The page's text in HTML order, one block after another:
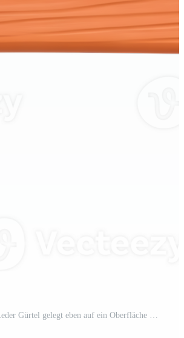
ein Single braun Leder Gürtel gelegt eben auf ein Oberfläche auf transparent Hintergrund Pro PNG